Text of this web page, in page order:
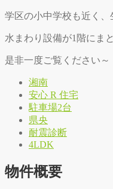
学区の小中学校も近く
水まわり設備が1階にま
是非一度ご覧ください～
湘南
安心 R 住宅
駐車場2台
県央
耐震診断
4LDK
物件概要